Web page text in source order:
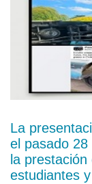
La
el pasado
la
estudiantes